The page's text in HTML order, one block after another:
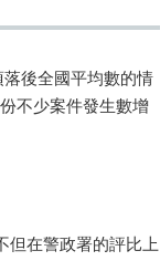
後全國平均數的情
不少案件發生數增
在警政署的評比上